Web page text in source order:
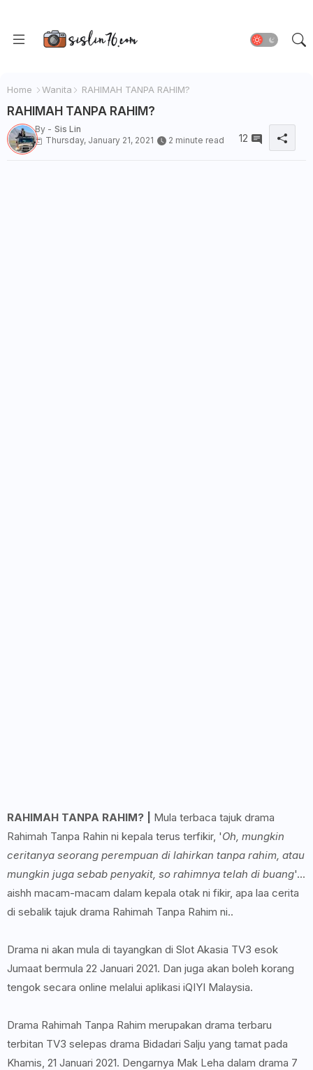
Home Wanita RAHIMAH TANPA RAHIM?
RAHIMAH TANPA RAHIM?
By - Sis Lin
Thursday, January 21, 2021
2 minute read 12
RAHIMAH TANPA RAHIM? |
Mula terbaca tajuk drama
Rahimah Tanpa Rahin ni kepala terus terfikir, 'Oh, mungkin
ceritanya seorang perempuan di lahirkan tanpa rahim, atau
mungkin juga sebab penyakit, so rahimnya telah di buang'...
aishh macam-macam dalam kepala otak ni fikir, apa laa cerita
di sebalik tajuk drama Rahimah Tanpa Rahim ni..
Drama ni akan mula di tayangkan di Slot Akasia TV3 esok
Jumaat bermula 22 Januari 2021. Dan juga akan boleh korang
tengok secara online melalui aplikasi iQIYI Malaysia.
Drama Rahimah Tanpa Rahim merupakan drama terbaru
terbitan TV3 selepas drama Bidadari Salju yang tamat pada
Khamis, 21 Januari 2021. Dengarnya Mak Leha dalam drama 7